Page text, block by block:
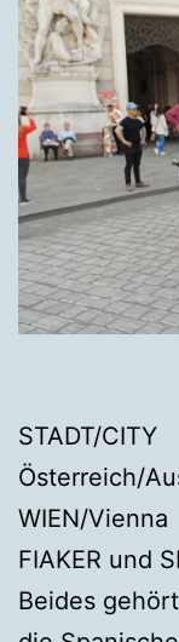
STADT/CITY
Österreich/
WIEN/Vienna
FIAKER und
Beides